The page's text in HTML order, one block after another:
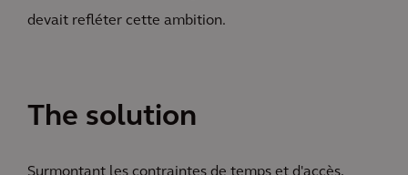
devait refléter cette ambition.
The solution